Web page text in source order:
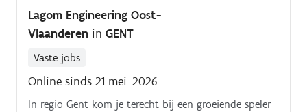
Lagom Engineering Oost-
Vlaanderen in GENT
Vaste jobs
Online sinds 21 mei. 2026
In regio Gent kom je terecht bij een groeiende speler